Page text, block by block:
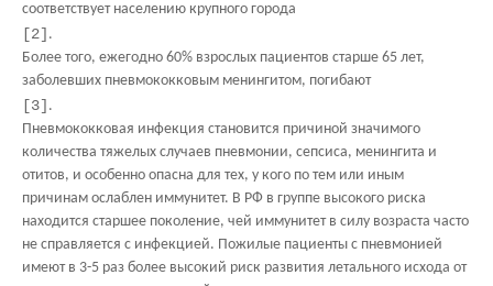
соответствует населению крупного города
[2] .
Более того, ежегодно 60% взрослых пациентов старше 65 лет,
заболевших пневмококковым менингитом, погибают
[3] .
Пневмококковая инфекция становится причиной значимого
количества тяжелых случаев пневмонии, сепсиса, менингита и
отитов, и особенно опасна для тех, у кого по тем или иным
причинам ослаблен иммунитет. В РФ в группе высокого риска
находится старшее поколение, чей иммунитет в силу возраста часто
не справляется с инфекцией. Пожилые пациенты с пневмонией
имеют в 3-5 раз более высокий риск развития летального исхода от